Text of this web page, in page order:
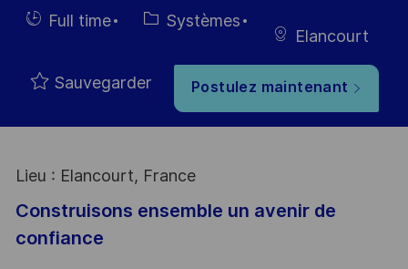
d’affichage
du poste
HiringFull time Catégorie
Systèmes
Elancourt
Sauvegarder Postulez maintenant
Lieu : Elancourt, France
Construisons ensemble un avenir de
confiance